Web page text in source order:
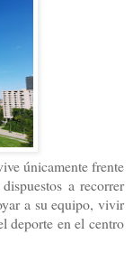
únicamente frente
a recorrer
a su equipo, vivir
deporte en el centro